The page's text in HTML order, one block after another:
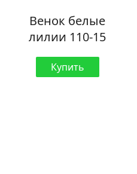
Венок белые
лилии 110-15
Купить